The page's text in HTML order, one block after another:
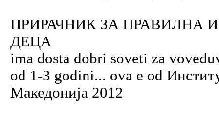
ПРИРАЧНИК ЗА ПРАВИЛНА
ДЕЦА
ima dosta dobri soveti za
od 1-3 godini... ova e od
Македонија 2012